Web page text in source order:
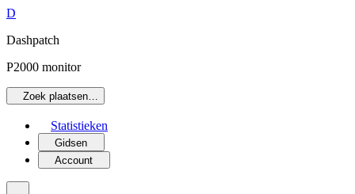
D
Dashpatch
P2000 monitor
Zoek plaatsen…
Statistieken
Gidsen
Account